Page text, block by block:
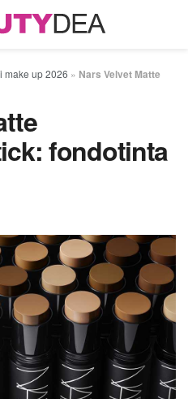
make up 2026 » Nars Velvet Matte
fondotinta